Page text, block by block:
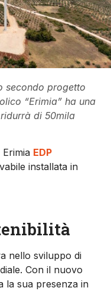
secondo progetto
“Erimia” ha una
di 50mila
EDP
installata in
nello sviluppo di
Con il nuovo
la sua presenza in